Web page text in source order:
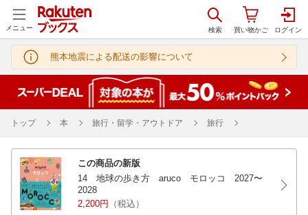
メニュー
熊本地震による配送の影響について
トップ 本 旅行・留学・アウトドア 旅行
この商品の新版
14 地球の歩き方 aruco モロッコ 2027〜
2028
2,200円
（税込）